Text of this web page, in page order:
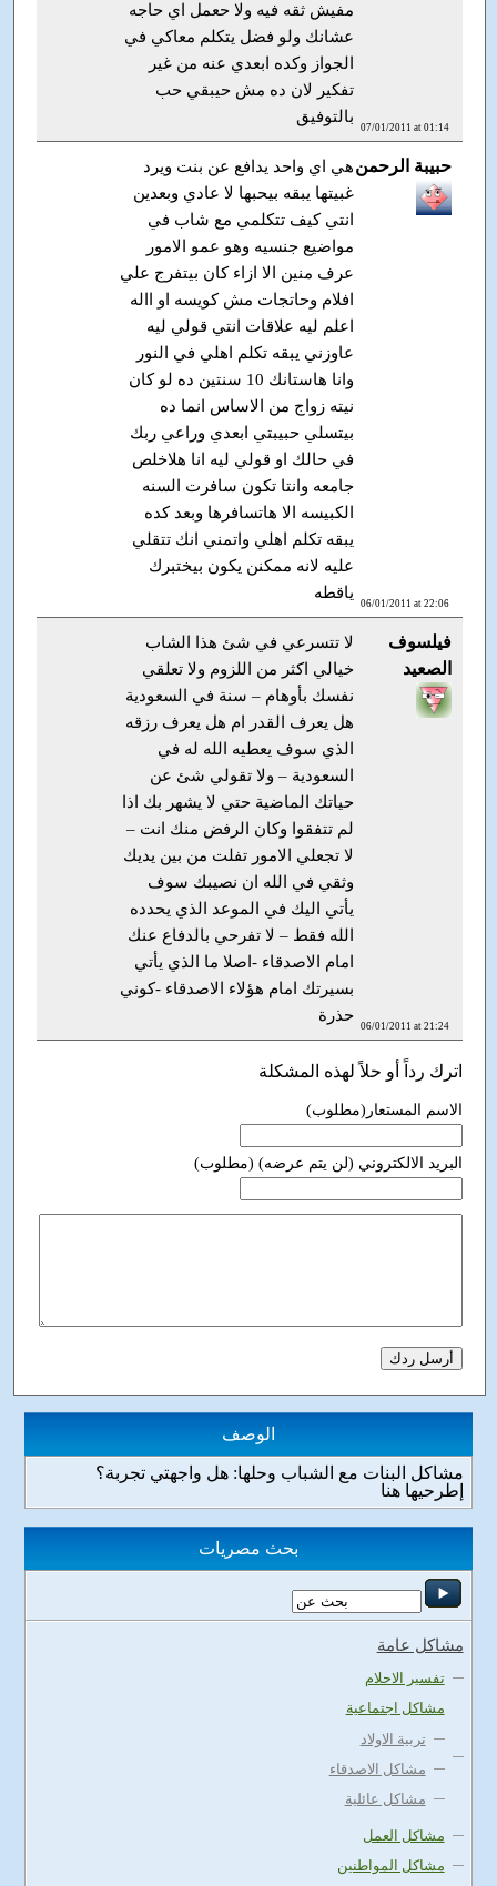
07/01/2011 at 01:14
مفيش ثقه فيه ولا حعمل اي حاجه
عشانك ولو فضل يتكلم معاكي في
الجواز وكده ابعدي عنه من غير
تفكير لان ده مش حيبقي حب
بالتوفيق
حبيبة الرحمن
06/01/2011 at 22:06
هي اي واحد يدافع عن بنت ويرد
غبيتها يبقه بيحبها لا عادي وبعدين
انتي كيف تتكلمي مع شاب في
مواضيع جنسيه وهو عمو الامور
عرف منين الا ازاء كان بيتفرج علي
افلام وحاتجات مش كويسه او االه
اعلم ليه علاقات انتي قولي ليه
عاوزني يبقه تكلم اهلي في النور
وانا هاستانك 10 سنتين ده لو كان
نيته زواج من الاساس انما ده
بيتسلي حبيبتي ابعدي وراعي ربك
في حالك او قولي ليه انا هلاخلص
جامعه وانتا تكون سافرت السنه
الكبيسه الا هاتسافرها وبعد كده
يبقه تكلم اهلي واتمني انك تتقلي
عليه لانه ممكنن يكون بيختبرك
ياقطه
فيلسوف
الصعيد
06/01/2011 at 21:24
لا تتسرعي في شئ هذا الشاب
خيالي اكثر من اللزوم ولا تعلقي
نفسك بأوهام – سنة في السعودية
هل يعرف القدر ام هل يعرف رزقه
الذي سوف يعطيه الله له في
السعودية – ولا تقولي شئ عن
حياتك الماضية حتي لا يشهر بك اذا
لم تتفقوا وكان الرفض منك انت –
لا تجعلي الامور تفلت من بين يديك
وثقي في الله ان نصيبك سوف
يأتي اليك في الموعد الذي يحدده
الله فقط – لا تفرحي بالدفاع عنك
امام الاصدقاء -اصلا ما الذي يأتي
بسيرتك امام هؤلاء الاصدقاء -كوني
حذرة
اترك رداً أو حلاً لهذه المشكلة
الاسم المستعار(مطلوب)
البريد الالكتروني (لن يتم عرضه) (مطلوب)
الوصف
مشاكل البنات مع الشباب وحلها: هل واجهتي تجربة؟
إطرحيها هنا
بحث مصريات
مشاكل عامة
تفسير الاحلام
مشاكل اجتماعية
تربية الاولاد
مشاكل الاصدقاء
مشاكل عائلية
مشاكل العمل
مشاكل المواطنين